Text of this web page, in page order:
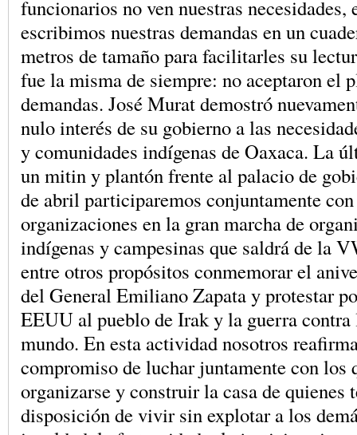
funcionarios no ven nuestras necesidades,
escribimos nuestras demandas en un
metros de tamaño para facilitarles su
fue la misma de siempre: no aceptaron el
demandas. José Murat demostró
nulo interés de su gobierno a las
y comunidades indígenas de Oaxaca. La
un mitin y plantón frente al palacio de
de abril participaremos conjuntamente
organizaciones en la gran marcha de
indígenas y campesinas que saldrá de la
entre otros propósitos conmemorar el
del General Emiliano Zapata y protestar
EEUU al pueblo de Irak y la guerra contra
mundo. En esta actividad nosotros
compromiso de luchar juntamente con los
organizarse y construir la casa de quienes
disposición de vivir sin explotar a los